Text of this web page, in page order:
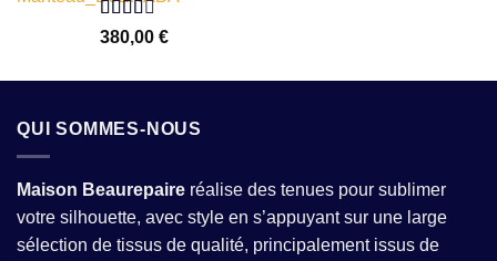
Note
380,00 €
QUI SOMMES-NOUS
Maison Beaurepaire réalise des tenues pour sublimer
votre silhouette, avec style en s’appuyant sur une large
sélection de tissus de qualité, principalement issus de